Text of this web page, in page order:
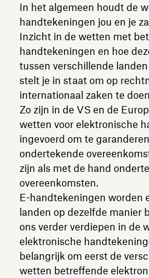
In het algemeen houdt de
handtekeningen jou en je
Inzicht in de wetten met
handtekeningen en hoe
tussen verschillende
stelt je in staat om op
internationaal zaken te
Zo zijn in de VS en de
wetten voor elektronische
ingevoerd om te
ondertekende
zijn als met de hand
overeenkomsten.
E-handtekeningen worden
landen op dezelfde manier
ons verder verdiepen in de
elektronische
belangrijk om eerst de
wetten betreffende